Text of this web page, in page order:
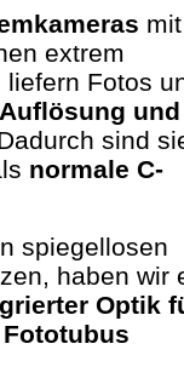
mit
extrem
Fotos
und
Dadurch sind
normale C-
spiegellosen
haben wir
Optik